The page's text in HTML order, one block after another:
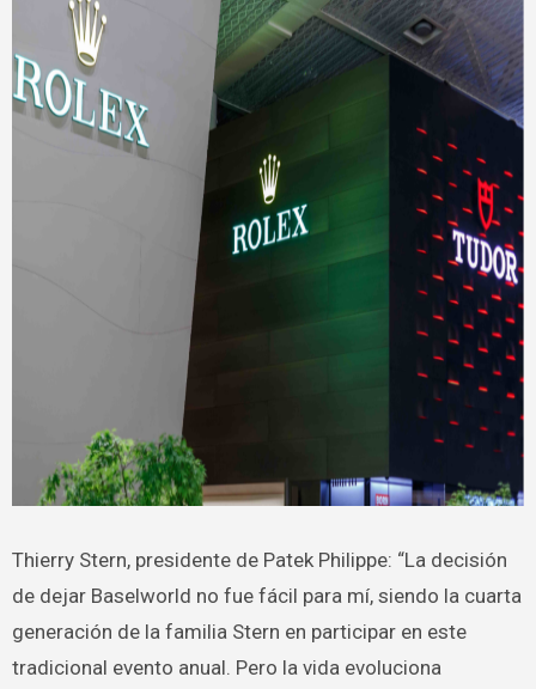
Thierry Stern, presidente de Patek Philippe: “La decisión
de dejar Baselworld no fue fácil para mí, siendo la cuarta
generación de la familia Stern en participar en este
tradicional evento anual. Pero la vida evoluciona